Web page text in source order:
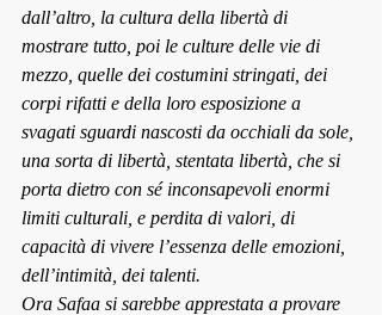
dall’altro, la cultura della libertà di
mostrare tutto, poi le culture delle vie di
mezzo, quelle dei costumini stringati, dei
corpi rifatti e della loro esposizione a
svagati sguardi nascosti da occhiali da sole,
una sorta di libertà, stentata libertà, che si
porta dietro con sé inconsapevoli enormi
limiti culturali, e perdita di valori, di
capacità di vivere l’essenza delle emozioni,
dell’intimità, dei talenti.
Ora Safaa si sarebbe apprestata a provare